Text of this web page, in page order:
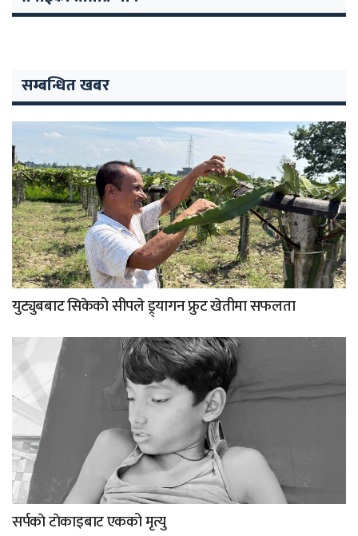
सम्बन्धित खबर
युट्युबबाट सिकेको सीपले ड्र्यागन फ्रुट खेतीमा सफलता
सर्पकाे टाेकाइबाट एकको मृत्यु